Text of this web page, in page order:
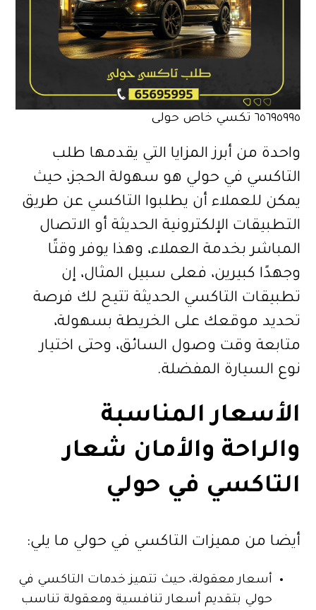
٦٥٦٩٥٩٩٥ تكسي خاص حولى
واحدة من أبرز المزايا التي يقدمها طلب
التاكسي في حولي هو سهولة الحجز، حيث
يمكن للعملاء أن يطلبوا التاكسي عن طريق
التطبيقات الإلكترونية الحديثة أو الاتصال
المباشر بخدمة العملاء، وهذا يوفر وقتًا
وجهدًا كبيرين، فعلى سبيل المثال، إن
تطبيقات التاكسي الحديثة تتيح لك فرصة
تحديد موقعك على الخريطة بسهولة،
متابعة وقت وصول السائق، وحتى اختيار
نوع السيارة المفضلة.
الأسعار المناسبة
والراحة والأمان شعار
التاكسي في حولي
أيضا من مميزات التاكسي في حولي ما يلي:
أسعار معقولة، حيث تتميز خدمات التاكسي في
حولي بتقديم أسعار تنافسية ومعقولة تناسب